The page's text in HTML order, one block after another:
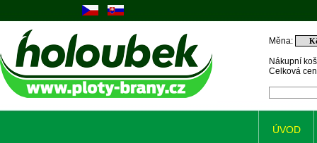
Nákupní
Celková
Měna:
ÚVOD